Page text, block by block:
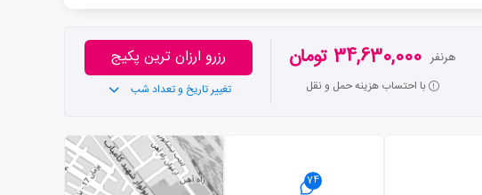
هرنفر 34,630,000 تومان
با احتساب هزینه حمل و نقل
رزرو ارزان ترین پکیج
تغییر تاریخ و تعداد شب
74